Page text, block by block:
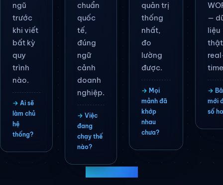
ngũ
trước
khi viết
bất kỳ
quy
trình
nào.
Ai sẽ
làm chủ
hệ
thống?
chuẩn
quốc
tế,
đúng
ngữ
cảnh
doanh
nghiệp.
Việc
đang
chạy thế
nào?
quản trị
thống
nhất,
đo
lường
được.
Mọi
mảnh đã
khớp
nhau
chưa?
—
liệu
mới
số